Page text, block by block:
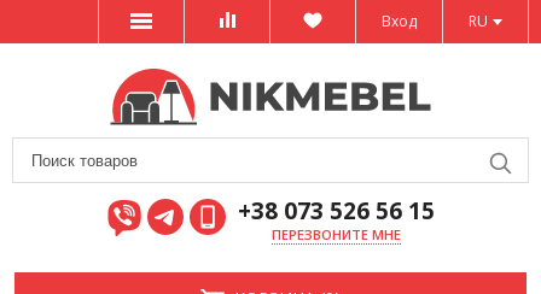
RU
Вход
+38 073 526 56 15
ПЕРЕЗВОНИТЕ МНЕ